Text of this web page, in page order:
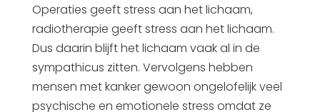
Operaties geeft stress aan het lichaam,
radiotherapie geeft stress aan het lichaam.
Dus daarin blijft het lichaam vaak al in de
sympathicus zitten. Vervolgens hebben
mensen met kanker gewoon ongelofelijk veel
psychische en emotionele stress omdat ze